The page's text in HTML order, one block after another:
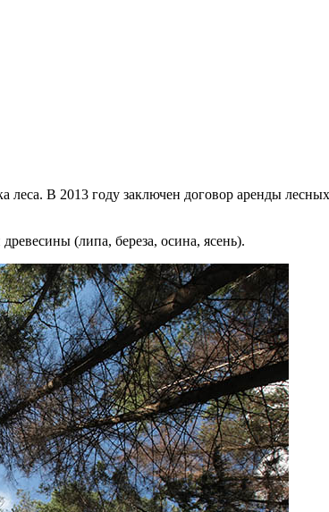
леса. В 2013 году заключен договор аренды
(липа, береза, осина, ясень).